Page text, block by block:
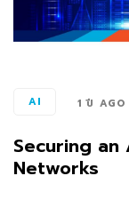
AI 1 ปี AGO
Securing
Networks